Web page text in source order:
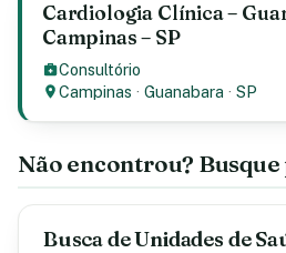
Cardiologia Clínica –
Campinas – SP
Consultório
Campinas ·Guanabara ·SP
Não encontrou?
Busca de Unidades de